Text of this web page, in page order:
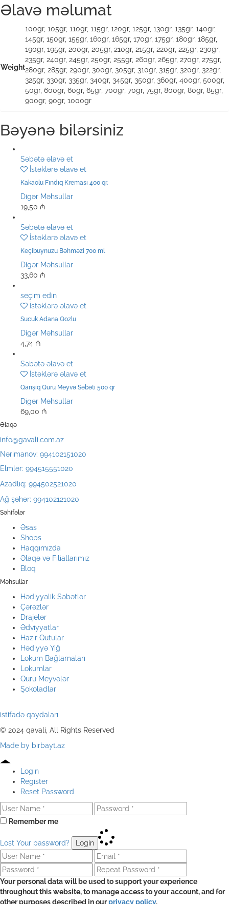
Əlavə məlumat
Weight
100gr, 105gr, 110gr, 115gr, 120gr, 125gr, 130gr, 135gr, 140gr,
145gr, 150gr, 155gr, 160gr, 165gr, 170gr, 175gr, 180gr, 185gr,
190gr, 195gr, 200gr, 205gr, 210gr, 215gr, 220gr, 225gr, 230gr,
235gr, 240gr, 245gr, 250gr, 255gr, 260gr, 265gr, 270gr, 275gr,
280gr, 285gr, 290gr, 300gr, 305gr, 310gr, 315gr, 320gr, 322gr,
325gr, 330gr, 335gr, 340gr, 345gr, 350gr, 360gr, 400gr, 500gr,
50gr, 600gr, 60gr, 65gr, 700gr, 70gr, 75gr, 800gr, 80gr, 85gr,
900gr, 90gr, 1000gr
Bəyənə bilərsiniz
Səbətə əlavə et
İstəklərə əlavə et
Kakaolu Fındıq Kreması 400 qr.
Digər Məhsullar
19,50 ₼
Səbətə əlavə et
İstəklərə əlavə et
Keçibuynuzu Bəhməzi 700 ml
Digər Məhsullar
33,60 ₼
seçim edin
İstəklərə əlavə et
Sucuk Adana Qozlu
Digər Məhsullar
4,74 ₼
Səbətə əlavə et
İstəklərə əlavə et
Qarışıq Quru Meyvə Səbəti 500 qr
Digər Məhsullar
69,00 ₼
Əlaqə
info@gavali.com.az
Nərimanov: 994102151020
Elmlər: 994515551020
Azadlıq: 994502521020
Ağ şəhər: 994102121020
Səhifələr
Əsas
Shops
Haqqımızda
Əlaqə və Filiallarımız
Bloq
Məhsullar
Hədiyyəlik Səbətlər
Çərəzlər
Drajelər
Ədviyyatlar
Hazır Qutular
Hədiyyə Yığ
Lokum Bağlamaları
Lokumlar
Quru Meyvələr
Şokoladlar
istifadə qaydaları
© 2024 qavali, All Rights Reserved
Made by birbayt.az
Login
Register
Reset Password
Remember me
Lost Your password? Login
Your personal data will be used to support your experience
throughout this website, to manage access to your account, and for
other purposes described in ourprivacy policy.